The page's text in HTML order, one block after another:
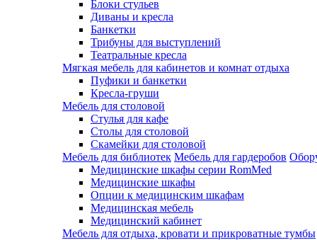
Блоки стульев
Диваны и кресла
Банкетки
Трибуны для выступлений
Театральные кресла
Мягкая мебель для кабинетов и комнат отдыха
Пуфики и банкетки
Кресла-груши
Мебель для столовой
Cтулья для кафе
Cтолы для столовой
Скамейки для столовой
Мебель для библиотек Мебель для гардеробов
Медицинские шкафы серии RomMed
Медицинские шкафы
Опции к медицинским шкафам
Медицинская мебель
Медицинский кабинет
Мебель для отдыха, кровати и прикроватные тумбы